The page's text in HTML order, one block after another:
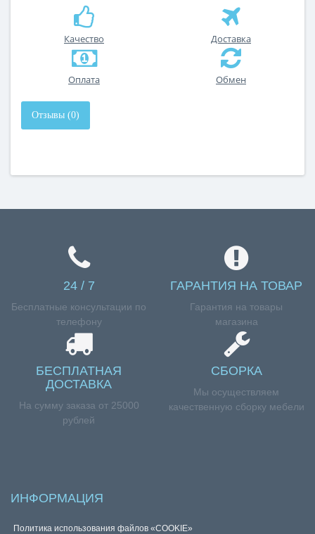
Качество Доставка
Оплата Обмен
Отзывы (0)
24 / 7
Бесплатные консультации по
телефону
ГАРАНТИЯ НА ТОВАР
Гарантия на товары
магазина
БЕСПЛАТНАЯ
ДОСТАВКА
На сумму заказа от 25000
рублей
СБОРКА
Мы осуществляем
качественную сборку мебели
ИНФОРМАЦИЯ
Политика использования файлов «COOKIE»